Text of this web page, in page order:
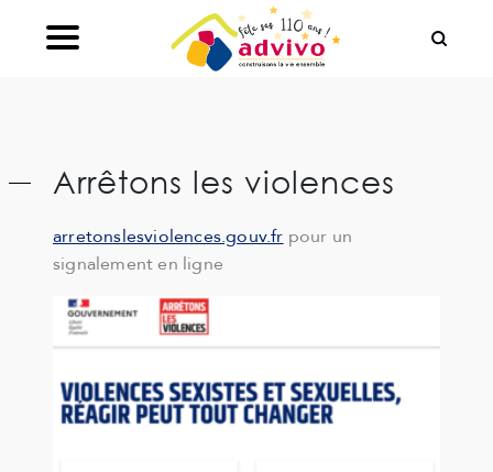
Arrêtons les violences
arretonslesviolences.gouv.fr pour un
signalement en ligne